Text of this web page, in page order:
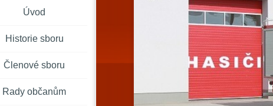
Úvod
Historie sboru
Členové sboru
Rady občanům